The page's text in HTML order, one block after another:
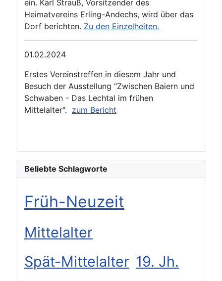
ein. Karl Strauß, Vorsitzender des
Heimatvereins Erling-Andechs, wird über das
Dorf berichten. Zu den Einzelheiten.
01.02.2024
Erstes Vereinstreffen in diesem Jahr und
Besuch der Ausstellung "Zwischen Baiern und
Schwaben - Das Lechtal im frühen
Mittelalter". zum Bericht
Beliebte Schlagworte
Früh-Neuzeit
Mittelalter
Spät-Mittelalter 19. Jh.